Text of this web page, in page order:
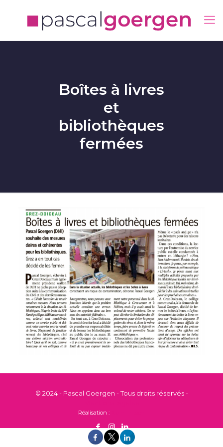
Boîtes à livres
et
bibliothèques
fermées
© 2024 - Pascal Goergen - Tous droits réservés -
Réalisation :